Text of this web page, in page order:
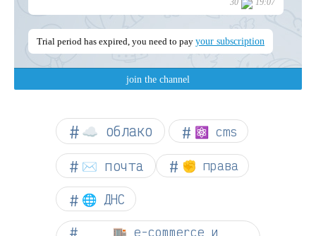
☁︎ облако ⚛ cms
✉️ почта ✊ права
🌐 ДНС
🏬 e-commerce и